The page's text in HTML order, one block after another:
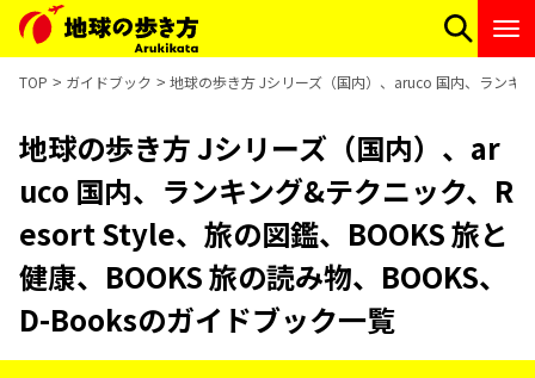
TOP ガイドブック 地球の歩き方 Jシリーズ（国内）、aruco 国内、ランキ
地球の歩き方 Jシリーズ（国内）、ar
uco 国内、ランキング&テクニック、R
esort Style、旅の図鑑、BOOKS 旅と
健康、BOOKS 旅の読み物、BOOKS、
D-Booksのガイドブック一覧